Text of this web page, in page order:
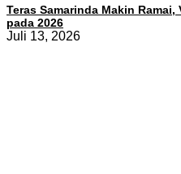
Teras Samarinda Makin
pada 2026
Juli 13, 2026